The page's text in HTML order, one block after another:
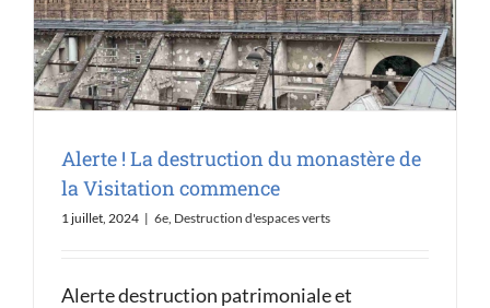
Alerte ! La destruction du monastère de
la Visitation commence
1 juillet, 2024 | 6e, Destruction d'espaces verts
Alerte destruction patrimoniale et